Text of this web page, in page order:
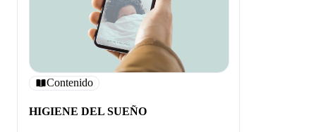
Contenido
HIGIENE DEL SUEÑO